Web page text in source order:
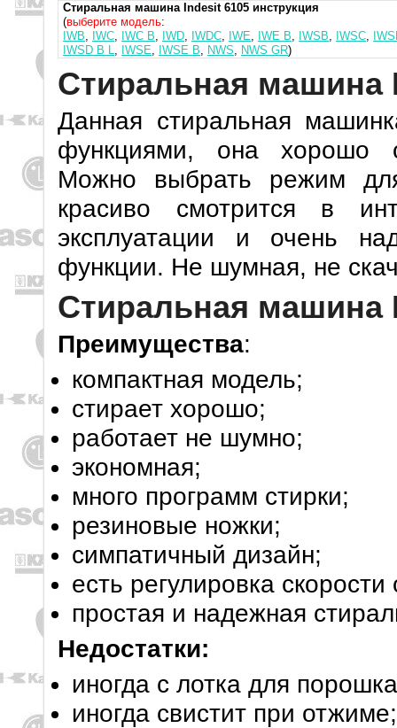
Стиральная машина Indesit 6105 инструкция
(выберите модель:
IWB, IWC, IWC B, IWD, IWDC, IWE, IWE B, IWSB, IWSC,
IWSD B L, IWSE, IWSE B, NWS, NWS GR)
Стиральная машина
Данная стиральная
функциями, она хорошо
Можно выбрать режим
красиво смотрится в
эксплуатации и очень
функции. Не шумная, не
Стиральная машина
Преимущества:
компактная модель;
стирает хорошо;
работает не шумно;
экономная;
много программ стирки;
резиновые ножки;
симпатичный дизайн;
есть регулировка
простая и надежная
Недостатки:
иногда с лотка для
иногда свистит при отжиме;